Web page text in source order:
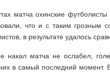
матча охинские
что и с таким
в результате удалось
накал матча не ослабел,
в самый последний